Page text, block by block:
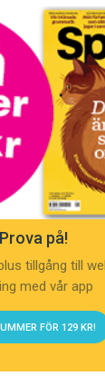
Prova på!
tillgång till
med vår app
FÖR 129 KR!